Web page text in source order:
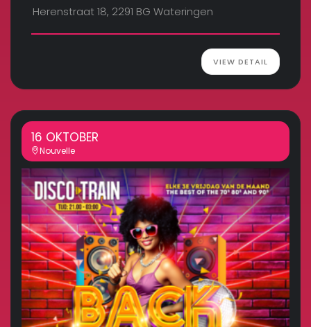
Herenstraat 18, 2291 BG Wateringen
VIEW DETAIL
16 OKTOBER
Nouvelle